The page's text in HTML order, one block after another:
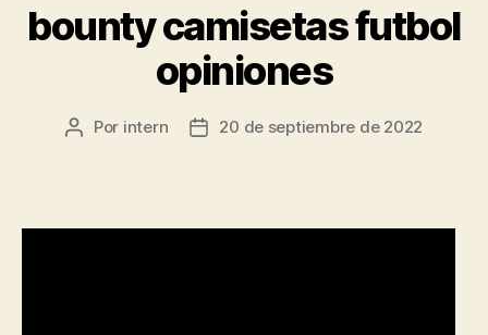
bounty camisetas futbol
opiniones
Autor
Por intern
Fecha20 de septiembre de 2022